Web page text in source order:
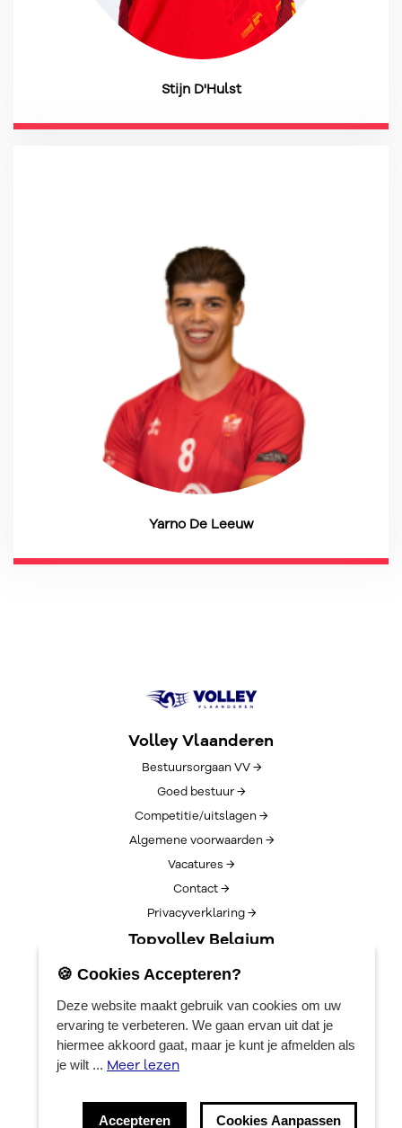
Stijn D'Hulst
Yarno De Leeuw
Volley Vlaanderen
Bestuursorgaan VV →
Goed bestuur →
Competitie/uitslagen →
Algemene voorwaarden →
Vacatures →
Contact →
Privacyverklaring →
Topvolley Belgium
Over TopVolleyBelgium →
Lotto Cup Finals →
EuroVolleyCenter
Boekingen →
🍪 Cookies Accepteren?
Deze website maakt gebruik van cookies om uw
ervaring te verbeteren. We gaan ervan uit dat je
hiermee akkoord gaat, maar je kunt je afmelden als
je wilt ... Meer lezen
Accepteren Cookies Aanpassen